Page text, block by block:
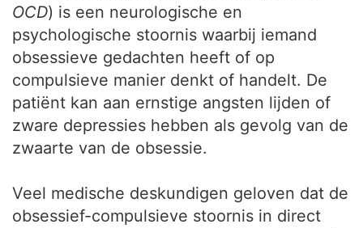
OCD) is een neurologische en
psychologische stoornis waarbij iemand
obsessieve gedachten heeft of op
compulsieve manier denkt of handelt. De
patiënt kan aan ernstige angsten lijden of
zware depressies hebben als gevolg van de
zwaarte van de obsessie.
Veel medische deskundigen geloven dat de
obsessief-compulsieve stoornis in direct